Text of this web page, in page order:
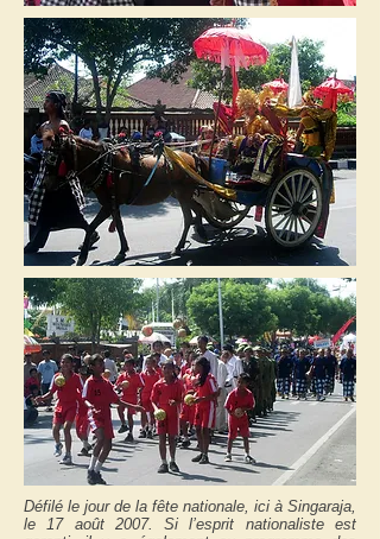
Défilé le jour de la fête nationale, ici à Singaraja,
le 17 août 2007. Si l’esprit nationaliste est